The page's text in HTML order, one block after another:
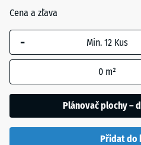
trávník
Levandule
Vybraný
rozměr s
modrým
ohraničením
pro výpočet
(pokud není
v údajích o
Cena a zľava
-
0 m²
Plánovač plochy –
Přidat do